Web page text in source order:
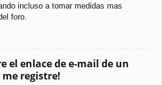
incluso a tomar medidas mas
foro.
el enlace de e-mail de un
me registre!